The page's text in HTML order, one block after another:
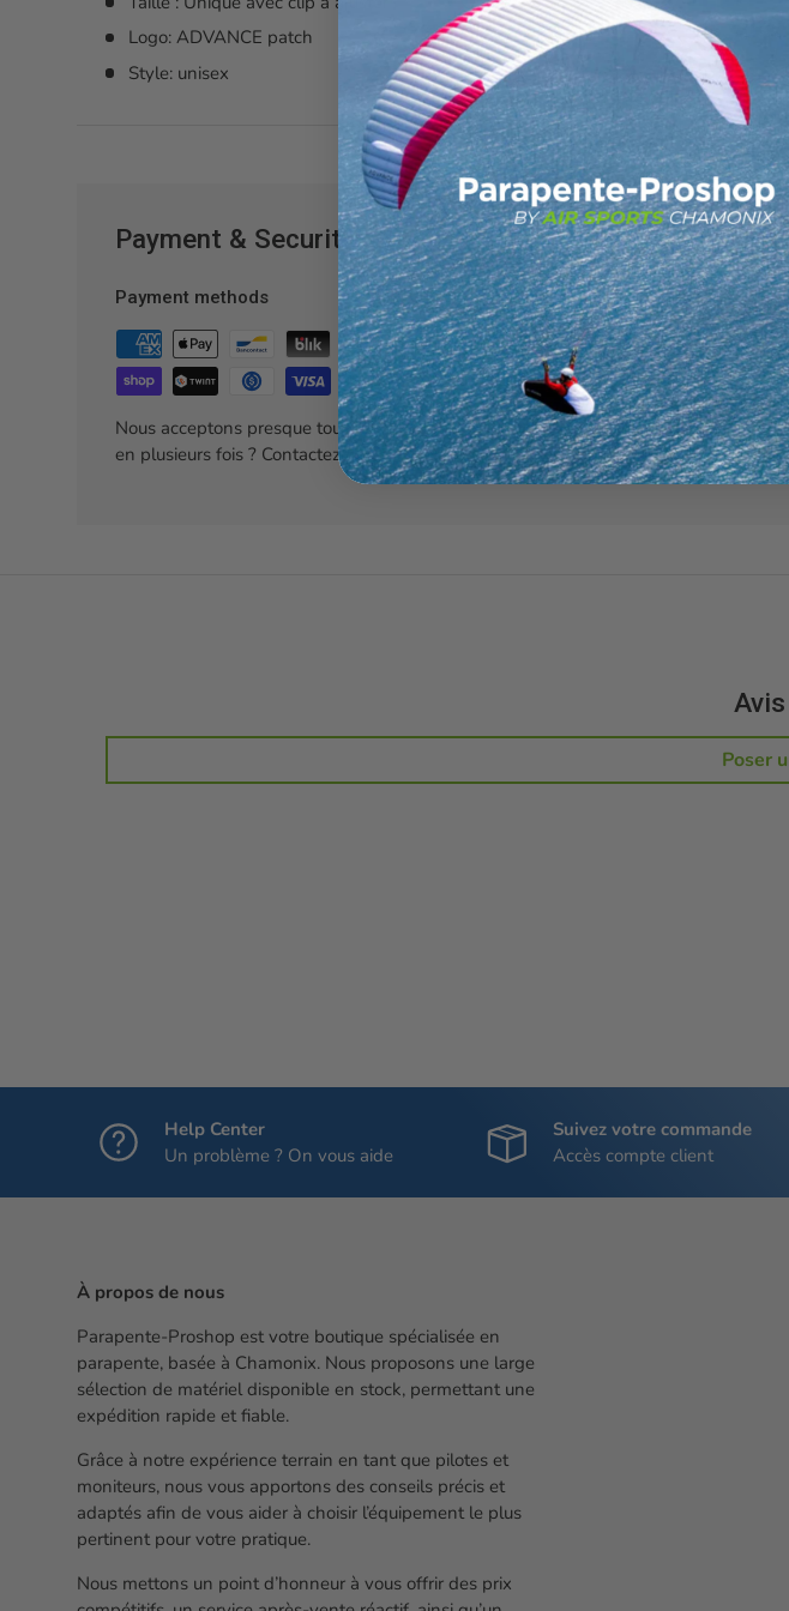
Logo: ADVANCE patch
Style: unisex
Payment & Security
Payment methods
Nous acceptons presque tous les moyens de paiement. Besoin d'un paiement
en plusieurs fois ? Contactez nous.
Poser
Help Center
Un problème ? On vous aide
Suivez votre commande
Accès compte client
À propos de nous
Parapente-Proshop est votre boutique spécialisée en
parapente, basée à Chamonix. Nous proposons une large
sélection de matériel disponible en stock, permettant une
expédition rapide et fiable.
Grâce à notre expérience terrain en tant que pilotes et
moniteurs, nous vous apportons des conseils précis et
adaptés afin de vous aider à choisir l’équipement le plus
pertinent pour votre pratique.
Nous mettons un point d’honneur à vous offrir des prix